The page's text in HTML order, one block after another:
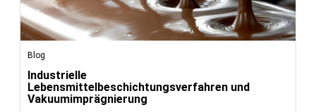
Blog
Industrielle
Lebensmittelbeschichtungsverfahren und
Vakuumimprägnierung